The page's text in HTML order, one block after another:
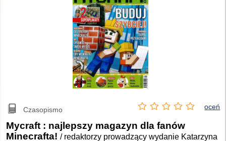
Czasopismo oceń
Mycraft : najlepszy magazyn dla fanów
Minecrafta! / redaktorzy prowadzący wydanie Katarzyna